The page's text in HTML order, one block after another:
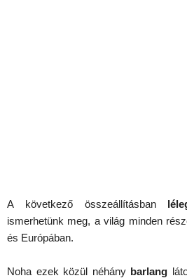
A következő összeállításban
ismerhetünk meg, a világ minden
és Európában.
Noha ezek közül néhány barlang